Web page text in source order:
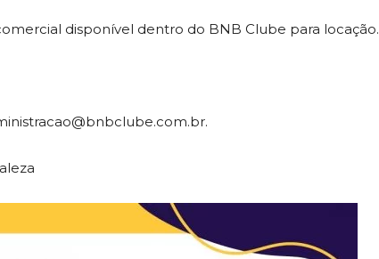
disponível dentro do BNB Clube para locação.